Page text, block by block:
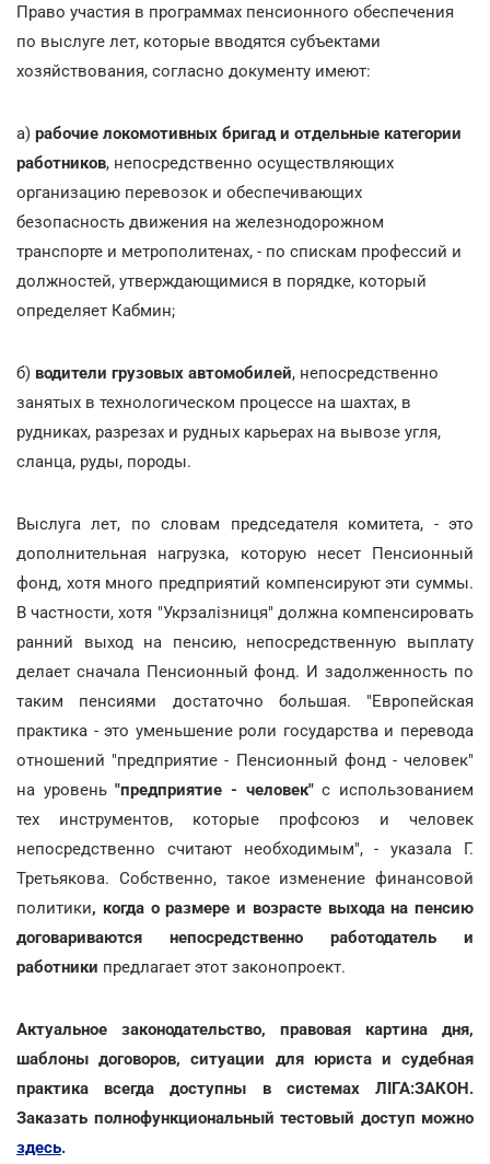
Право участия в программах пенсионного обеспечения
по выслуге лет, которые вводятся субъектами
хозяйствования, согласно документу имеют:
а) рабочие локомотивных бригад и отдельные категории
работников, непосредственно осуществляющих
организацию перевозок и обеспечивающих
безопасность движения на железнодорожном
транспорте и метрополитенах, - по спискам профессий и
должностей, утверждающимися в порядке, который
определяет Кабмин;
б) водители грузовых автомобилей, непосредственно
занятых в технологическом процессе на шахтах, в
рудниках, разрезах и рудных карьерах на вывозе угля,
сланца, руды, породы.
Выслуга лет, по словам председателя комитета, - это
дополнительная нагрузка, которую несет Пенсионный
фонд, хотя много предприятий компенсируют эти суммы.
В частности, хотя "Укрзалізниця" должна компенсировать
ранний выход на пенсию, непосредственную выплату
делает сначала Пенсионный фонд. И задолженность по
таким пенсиями достаточно большая. "Европейская
практика - это уменьшение роли государства и перевода
отношений "предприятие - Пенсионный фонд - человек"
на уровень"предприятие - человек"с использованием
тех инструментов, которые профсоюз и человек
непосредственно считают необходимым", - указала Г.
Третьякова. Собственно, такое изменение финансовой
политики, когда о размере и возрасте выхода на пенсию
договариваются непосредственно работодатель и
работники предлагает этот законопроект.
Актуальное законодательство, правовая картина дня,
шаблоны договоров, ситуации для юриста и судебная
практика всегда доступны в системах ЛІГА:ЗАКОН.
Заказать полнофункциональный тестовый доступ можно
здесь.